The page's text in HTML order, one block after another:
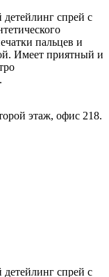
спрей с
пальцев и
Имеет приятный и
этаж, офис 218.
спрей с